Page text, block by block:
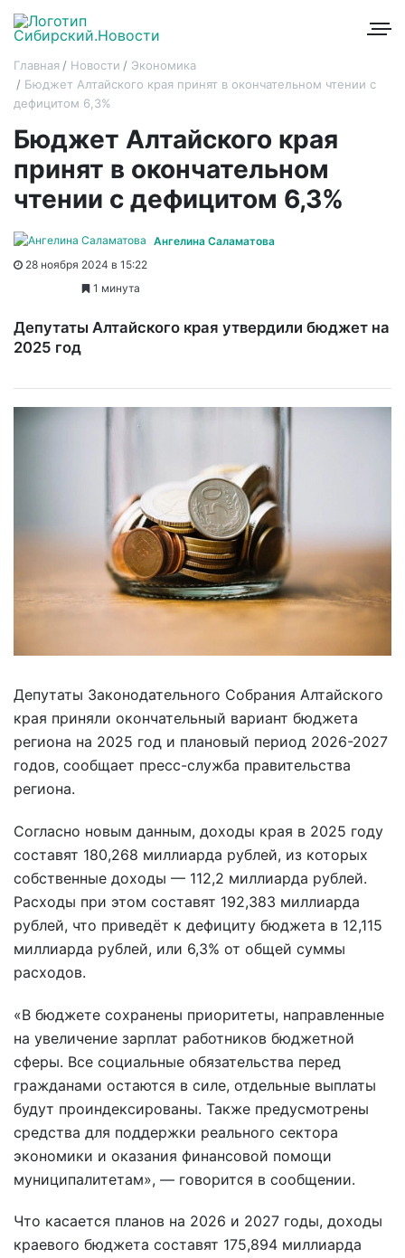
Главная Новости
Экономика
Бюджет Алтайского края принят в окончательном чтении с
дефицитом 6,3%
Бюджет Алтайского края
принят в окончательном
чтении с дефицитом 6,3%
Ангелина Саламатова
28 ноября 2024 в 15:22
1 минута
Депутаты Алтайского края утвердили бюджет на
2025 год
Депутаты Законодательного Собрания Алтайского
края приняли окончательный вариант бюджета
региона на 2025 год и плановый период 2026-2027
годов, сообщает пресс-служба правительства
региона.
Согласно новым данным, доходы края в 2025 году
составят 180,268 миллиарда рублей, из которых
собственные доходы — 112,2 миллиарда рублей.
Расходы при этом составят 192,383 миллиарда
рублей, что приведёт к дефициту бюджета в 12,115
миллиарда рублей, или 6,3% от общей суммы
расходов.
«В бюджете сохранены приоритеты, направленные
на увеличение зарплат работников бюджетной
сферы. Все социальные обязательства перед
гражданами остаются в силе, отдельные выплаты
будут проиндексированы. Также предусмотрены
средства для поддержки реального сектора
экономики и оказания финансовой помощи
муниципалитетам», — говорится в сообщении.
Что касается планов на 2026 и 2027 годы, доходы
краевого бюджета составят 175,894 миллиарда